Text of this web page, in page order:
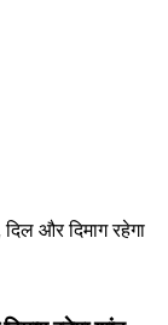
और दिमाग रहेगा